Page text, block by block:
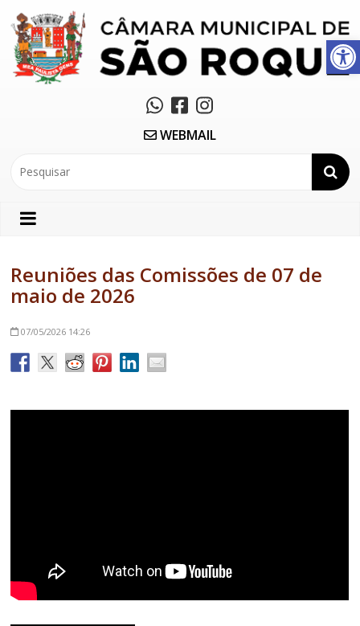
Abrir a barra de ferramentas
WEBMAIL
Reuniões das Comissões de 07 de
maio de 2026
07/05/2026 14:26